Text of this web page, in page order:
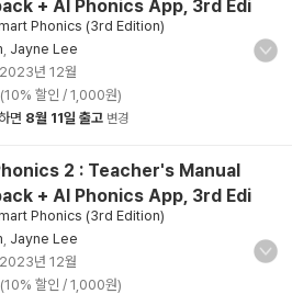
+ AI Phonics App, 3rd Edi
Phonics (3rd Edition)
Jayne Lee
2023년 12월
할인 / 1,000원)
면 8월 11일 출고 변경
2 : Teacher's Manual
+ AI Phonics App, 3rd Edi
Phonics (3rd Edition)
Jayne Lee
2023년 12월
할인 / 1,000원)